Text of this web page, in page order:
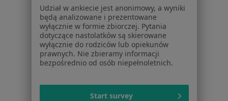
Polityka cookies
Jak działają wyniki wyszukiwania
Dostępność
O nas
Praca Rekrutujemy!
Partnerzy
Kontakt
Udział w ankiecie jest anonimowy, a wyniki
będą analizowane i prezentowane
wyłącznie w formie zbiorczej. Pytania
dotyczące nastolatków są skierowane
wyłącznie do rodziców lub opiekunów
prawnych. Nie zbieramy informacji
bezpośrednio od osób niepełnoletnich.
Start survey